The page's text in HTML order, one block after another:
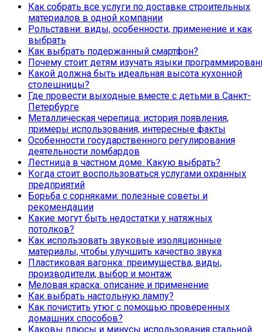
Как собрать все услуги по доставке строительных
материалов в одной компании
Рольставни: виды, особенности, применение и как
выбрать
Как выбрать подержанный смартфон?
Почему стоит детям изучать языки
Какой должна быть идеальная высота кухонной
столешницы?
Где провести выходные вместе с детьми в Санкт-
Петербурге
Металлическая черепица: история появления,
примеры использования, интересные факты
Особенности государственного регулирования
деятельности ломбардов
Лестница в частном доме. Какую выбрать?
Когда стоит воспользоваться услугами охранных
предприятий
Борьба с сорняками: полезные советы и
рекомендации
Какие могут быть недостатки у натяжных
потолков?
Как использовать звуковые изоляционные
материалы, чтобы улучшить качество звука
Пластиковая вагонка: преимущества, виды,
производители, выбор и монтаж
Меловая краска: описание и применение
Как выбрать настольную лампу?
Как почистить утюг с помощью проверенных
домашних способов?
Каковы плюсы и минусы использования стальной